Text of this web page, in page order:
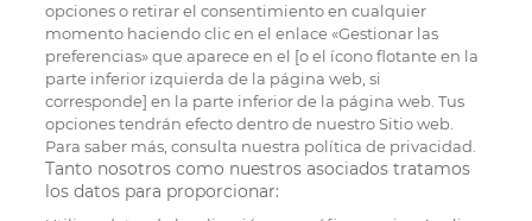
opciones o retirar el consentimiento en cualquier
momento haciendo clic en el enlace «Gestionar las
preferencias» que aparece en el [o el ícono flotante en la
parte inferior izquierda de la página web, si
corresponde] en la parte inferior de la página web. Tus
opciones tendrán efecto dentro de nuestro Sitio web.
Para saber más, consulta nuestra política de privacidad.
Tanto nosotros como nuestros asociados tratamos
los datos para proporcionar: